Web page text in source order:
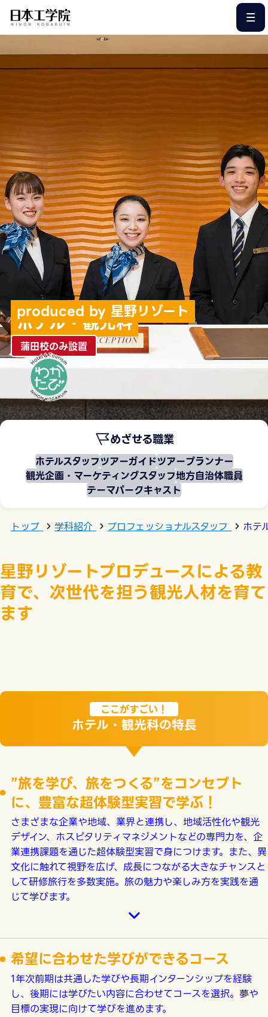
produced by 星野リゾート
ホテル・観光科
蒲田校のみ設置
めざせる職業
ホテルスタッフツアーガイドツアープランナー
観光企画・マーケティングスタッフ地方自治体職員
テーマパークキャスト
トップ 学科紹介 プロフェッショナルスタッフ ホテ
星野リゾートプロデュースによる教
育で、次世代を担う観光人材を育て
ます
ここがすごい！
ホテル・観光科の特長
”旅を学び、旅をつくる”をコンセプト
に、豊富な超体験型実習で学ぶ！
さまざまな企業や地域、業界と連携し、地域活性化や観光
デザイン、ホスピタリティマネジメントなどの専門力を、企
業連携課題を通じた超体験型実習で身につけます。また、異
文化に触れて視野を広げ、成長につながる大きなチャンスと
して研修旅行を多数実施。旅の魅力や楽しみ方を実践を通
じて学びます。
希望に合わせた学びができるコース
1年次前期は共通した学びや長期インターンシップを経験
し、後期には学びたい内容に合わせてコースを選択。夢や
目標の実現に向けて学びを進めます。